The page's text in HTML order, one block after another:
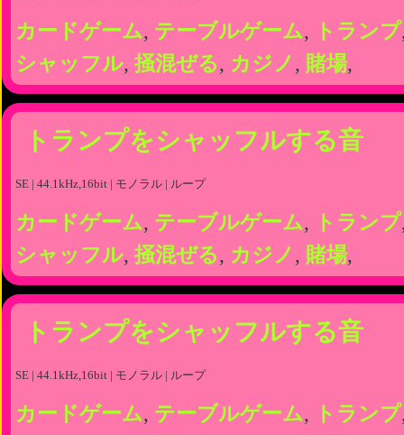
カードゲーム, テーブルゲーム, トランプ
シャッフル, 掻混ぜる, カジノ , 賭場,
トランプをシャッフルする音
SE | 44.1kHz,16bit | モノラル | ループ
カードゲーム, テーブルゲーム, トランプ
シャッフル, 掻混ぜる, カジノ , 賭場,
トランプをシャッフルする音
SE | 44.1kHz,16bit | モノラル | ループ
カードゲーム, テーブルゲーム, トランプ